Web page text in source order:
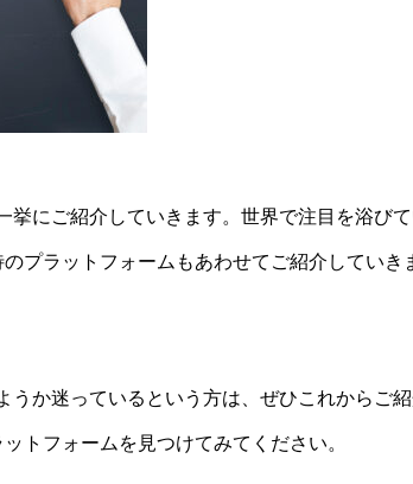
にご紹介していきます。 世界で注目を浴び
プラットフォームもあわせてご紹介していき
か迷っているという方は、ぜひこれからご
トフォームを見つけてみてください。